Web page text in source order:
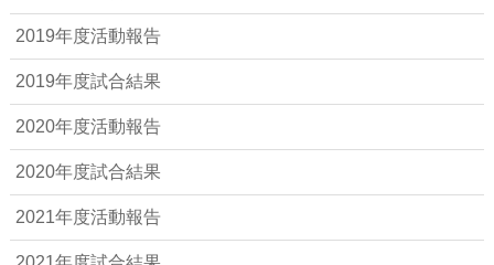
2019年度活動報告
2019年度試合結果
2020年度活動報告
2020年度試合結果
2021年度活動報告